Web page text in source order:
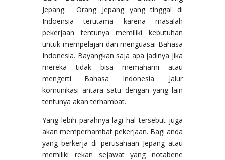
Jepang. Orang Jepang yang tinggal di
Indoensia terutama karena masalah
pekerjaan tentunya memiliki kebutuhan
untuk mempelajari dan menguasai Bahasa
Indonesia. Bayangkan saja apa jadinya jika
mereka tidak bisa memahami atau
mengerti Bahasa Indonesia. Jalur
komunikasi antara satu dengan yang lain
tentunya akan terhambat.
Yang lebih parahnya lagi hal tersebut juga
akan memperhambat pekerjaan. Bagi anda
yang berkerja di perusahaan Jepang atau
memiliki rekan sejawat yang notabene